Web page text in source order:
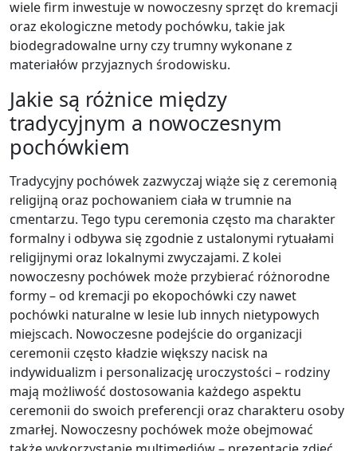
wiele firm inwestuje w nowoczesny sprzęt do kremacji
oraz ekologiczne metody pochówku, takie jak
biodegradowalne urny czy trumny wykonane z
materiałów przyjaznych środowisku.
Jakie są różnice między
tradycyjnym a nowoczesnym
pochówkiem
Tradycyjny pochówek zazwyczaj wiąże się z ceremonią
religijną oraz pochowaniem ciała w trumnie na
cmentarzu. Tego typu ceremonia często ma charakter
formalny i odbywa się zgodnie z ustalonymi rytuałami
religijnymi oraz lokalnymi zwyczajami. Z kolei
nowoczesny pochówek może przybierać różnorodne
formy – od kremacji po ekopochówki czy nawet
pochówki naturalne w lesie lub innych nietypowych
miejscach. Nowoczesne podejście do organizacji
ceremonii często kładzie większy nacisk na
indywidualizm i personalizację uroczystości – rodziny
mają możliwość dostosowania każdego aspektu
ceremonii do swoich preferencji oraz charakteru osoby
zmarłej. Nowoczesny pochówek może obejmować